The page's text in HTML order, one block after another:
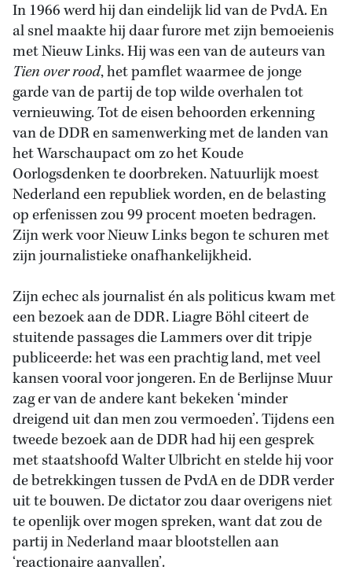
In 1966 werd hij dan eindelijk lid van de PvdA. En
al snel maakte hij daar furore met zijn bemoeienis
met Nieuw Links. Hij was een van de auteurs van
Tien over rood, het pamflet waarmee de jonge
garde van de partij de top wilde overhalen tot
vernieuwing. Tot de eisen behoorden erkenning
van de DDR en samenwerking met de landen van
het Warschaupact om zo het Koude
Oorlogsdenken te doorbreken. Natuurlijk moest
Nederland een republiek worden, en de belasting
op erfenissen zou 99 procent moeten bedragen.
Zijn werk voor Nieuw Links begon te schuren met
zijn journalistieke onafhankelijkheid.
Zijn echec als journalist én als politicus kwam met
een bezoek aan de DDR. Liagre Böhl citeert de
stuitende passages die Lammers over dit tripje
publiceerde: het was een prachtig land, met veel
kansen vooral voor jongeren. En de Berlijnse Muur
zag er van de andere kant bekeken ‘minder
dreigend uit dan men zou vermoeden’. Tijdens een
tweede bezoek aan de DDR had hij een gesprek
met staatshoofd Walter Ulbricht en stelde hij voor
de betrekkingen tussen de PvdA en de DDR verder
uit te bouwen. De dictator zou daar overigens niet
te openlijk over mogen spreken, want dat zou de
partij in Nederland maar blootstellen aan
‘reactionaire aanvallen’.